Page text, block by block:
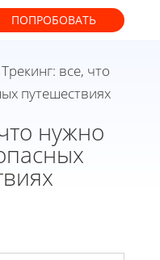
ПОПРОБОВАТЬ
все, что
путешествиях
нужно